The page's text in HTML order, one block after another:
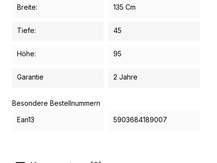
Breite:
135 Cm
Tiefe: 45
Höhe: 95
Garantie 2 Jahre
Besondere Bestellnummern
Ean13
5903684189007